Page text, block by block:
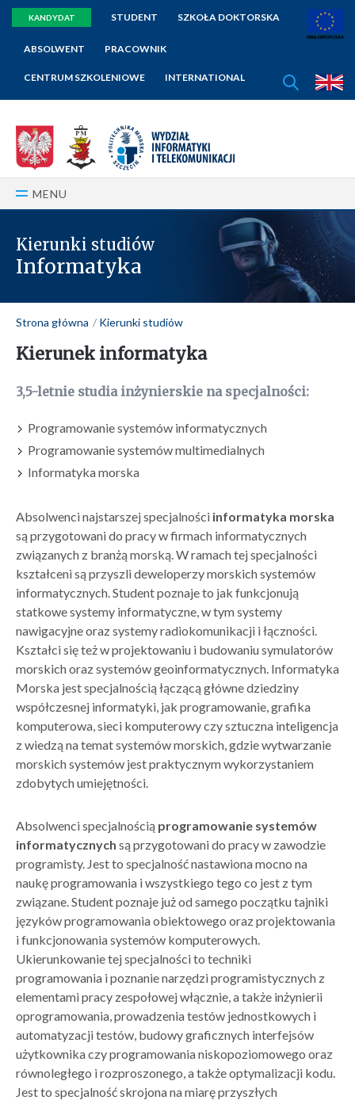
KANDYDAT STUDENT SZKOŁA DOKTORSKA
ABSOLWENT PRACOWNIK
CENTRUM SZKOLENIOWE INTERNATIONALSZUKAJ
MENU
Kierunki studiów
Informatyka
Strona główna Kierunki studiów
Kierunek informatyka
3,5-letnie studia inżynierskie na specjalności:
Programowanie systemów informatycznych
Programowanie systemów multimedialnych
Informatyka morska
Absolwenci najstarszej specjalności informatyka morska
są przygotowani do pracy w firmach informatycznych
związanych z branżą morską. W ramach tej specjalności
kształceni są przyszli deweloperzy morskich systemów
informatycznych. Student poznaje to jak funkcjonują
statkowe systemy informatyczne, w tym systemy
nawigacyjne oraz systemy radiokomunikacji i łączności.
Kształci się też w projektowaniu i budowaniu symulatorów
morskich oraz systemów geoinformatycznych. Informatyka
Morska jest specjalnością łączącą główne dziedziny
współczesnej informatyki, jak programowanie, grafika
komputerowa, sieci komputerowy czy sztuczna inteligencja
z wiedzą na temat systemów morskich, gdzie wytwarzanie
morskich systemów jest praktycznym wykorzystaniem
zdobytych umiejętności.
Absolwenci specjalnością programowanie systemów
informatycznych są przygotowani do pracy w zawodzie
programisty. Jest to specjalność nastawiona mocno na
naukę programowania i wszystkiego tego co jest z tym
związane. Student poznaje już od samego początku tajniki
języków programowania obiektowego oraz projektowania
i funkcjonowania systemów komputerowych.
Ukierunkowanie tej specjalności to techniki
programowania i poznanie narzędzi programistycznych z
elementami pracy zespołowej włącznie, a także inżynierii
oprogramowania, prowadzenia testów jednostkowych i
automatyzacji testów, budowy graficznych interfejsów
użytkownika czy programowania niskopoziomowego oraz
równoległego i rozproszonego, a także optymalizacji kodu.
Jest to specjalność skrojona na miarę przyszłych